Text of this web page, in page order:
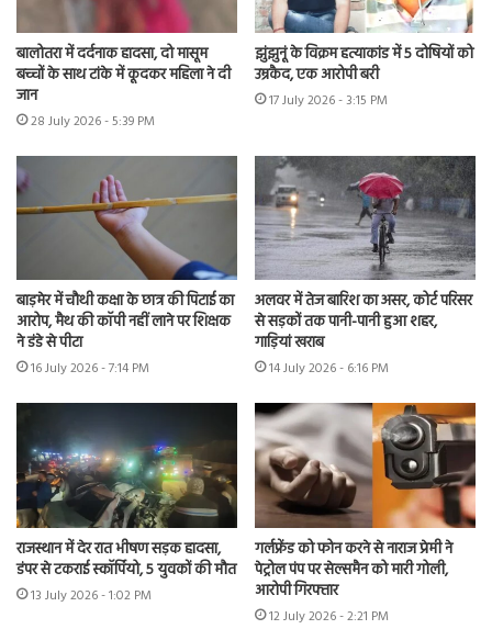
बालोतरा में दर्दनाक हादसा, दो मासूम
बच्चों के साथ टांके में कूदकर महिला ने दी
जान
28 July 2026 - 5:39 PM
झुंझुनूं के विक्रम हत्याकांड में 5 दोषियों को
उम्रकैद, एक आरोपी बरी
17 July 2026 - 3:15 PM
बाड़मेर में चौथी कक्षा के छात्र की पिटाई का
आरोप, मैथ की कॉपी नहीं लाने पर शिक्षक
ने डंडे से पीटा
16 July 2026 - 7:14 PM
अलवर में तेज बारिश का असर, कोर्ट परिसर
से सड़कों तक पानी-पानी हुआ शहर,
गाड़ियां खराब
14 July 2026 - 6:16 PM
राजस्थान में देर रात भीषण सड़क हादसा,
डंपर से टकराई स्कॉर्पियो, 5 युवकों की मौत
13 July 2026 - 1:02 PM
गर्लफ्रेंड को फोन करने से नाराज प्रेमी ने
पेट्रोल पंप पर सेल्समैन को मारी गोली,
आरोपी गिरफ्तार
12 July 2026 - 2:21 PM